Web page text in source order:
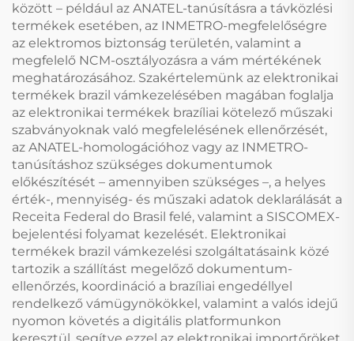
között – például az ANATEL-tanúsításra a távközlési
termékek esetében, az INMETRO-megfelelőségre
az elektromos biztonság területén, valamint a
megfelelő NCM-osztályozásra a vám mértékének
meghatározásához. Szakértelemünk az elektronikai
termékek brazil vámkezelésében magában foglalja
az elektronikai termékek brazíliai kötelező műszaki
szabványoknak való megfelelésének ellenőrzését,
az ANATEL-homologációhoz vagy az INMETRO-
tanúsításhoz szükséges dokumentumok
előkészítését – amennyiben szükséges –, a helyes
érték-, mennyiség- és műszaki adatok deklarálását a
Receita Federal do Brasil felé, valamint a SISCOMEX-
bejelentési folyamat kezelését. Elektronikai
termékek brazil vámkezelési szolgáltatásaink közé
tartozik a szállítást megelőző dokumentum-
ellenőrzés, koordináció a brazíliai engedéllyel
rendelkező vámügynökökkel, valamint a valós idejű
nyomon követés a digitális platformunkon